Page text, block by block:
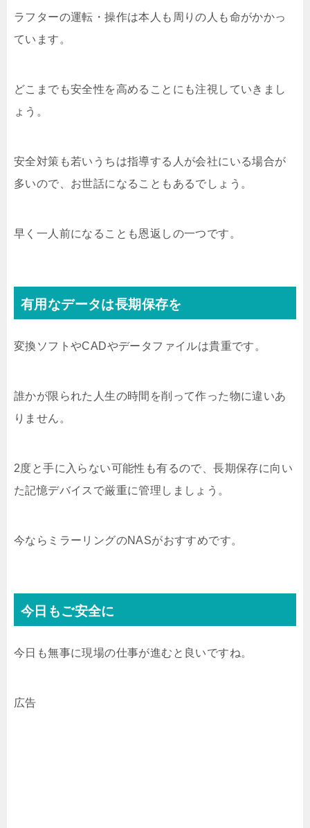
ラフターの運転・操作は本人も周りの人も命がかかっ
ています。
どこまでも安全性を高めることにも注視していきまし
ょう。
安全対策も若いうちは指導する人が会社にいる場合が
多いので、お世話になることもあるでしょう。
早く一人前になることも恩返しの一つです。
有用なデータは長期保存を
変換ソフトやCADやデータファイルは貴重です。
誰かが限られた人生の時間を削って作った物に違いあ
りません。
2度と手に入らない可能性も有るので、長期保存に向い
た記憶デバイスで厳重に管理しましょう。
今ならミラーリングのNASがおすすめです。
今日もご安全に
今日も無事に現場の仕事が進むと良いですね。
広告